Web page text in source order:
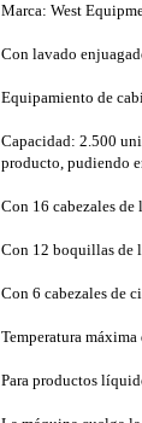
Marca: West
Con lavado
Equipamiento de
Capacidad: 2.500
producto, pudiendo
Con 16 cabezales de
Con 12 boquillas de
Con 6 cabezales de
Temperatura
Para productos